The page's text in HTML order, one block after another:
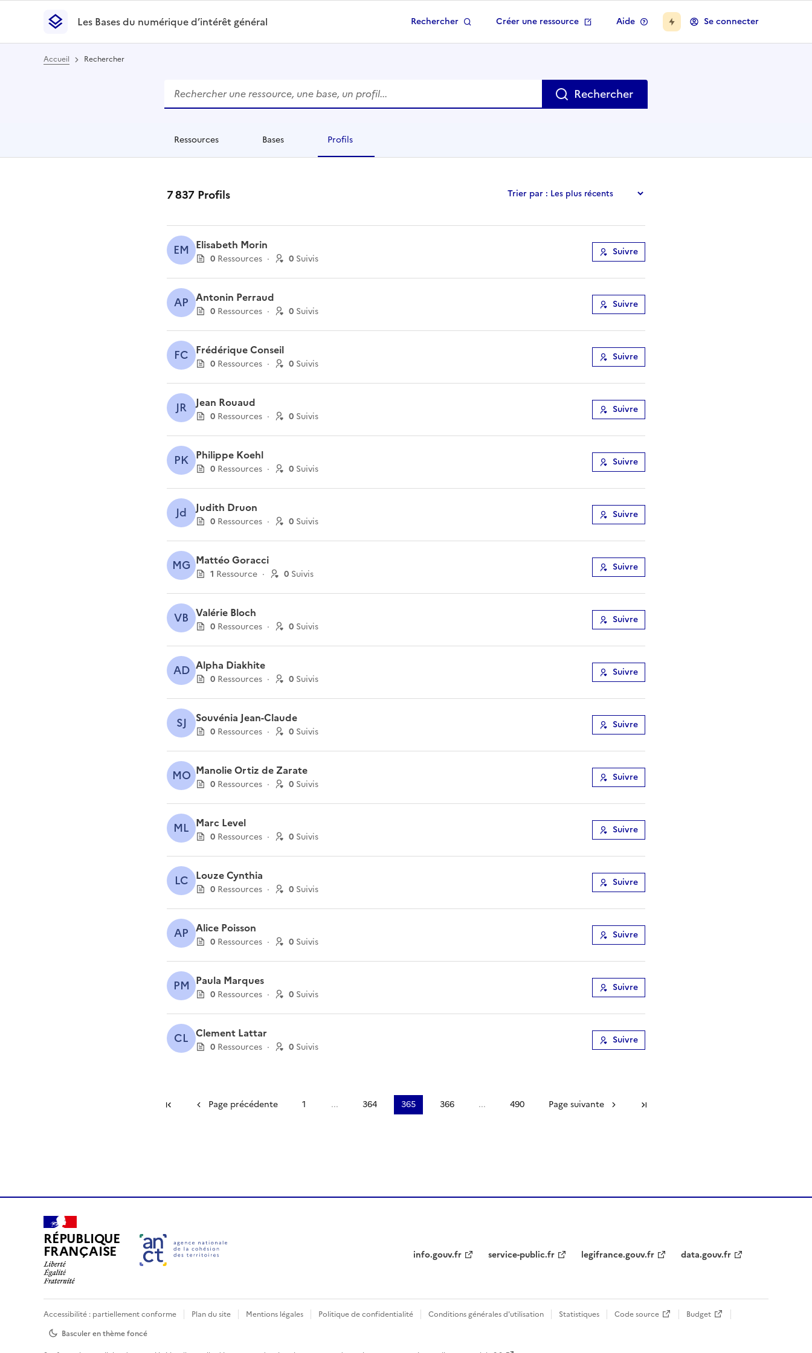
Les Bases du numérique d’intérêt général- Retour à la page d'accueil
Les Bases du numérique d’intérêt général
Rechercher Créer une ressource Aide Se connecter
Accueil Rechercher
Rechercher
Des résultats de recherche apparaissent automatiquement lors de la saisie dans le champRechercher
Ressources
Bases
Profils
éléments
7 837 Profils Trier par :
EM Elisabeth Morin
0 Ressources · 0 Suivis
Suivre
AP Antonin Perraud
0 Ressources · 0 Suivis
Suivre
FC Frédérique Conseil
0 Ressources · 0 Suivis
Suivre
JR Jean Rouaud
0 Ressources · 0 Suivis
Suivre
PK Philippe Koehl
0 Ressources · 0 Suivis
Suivre
Jd Judith Druon
0 Ressources · 0 Suivis
Suivre
MG Mattéo Goracci
1 Ressource · 0 Suivis
Suivre
VB Valérie Bloch
0 Ressources · 0 Suivis
Suivre
AD Alpha Diakhite
0 Ressources · 0 Suivis
Suivre
SJ Souvénia Jean-Claude
0 Ressources · 0 Suivis
Suivre
MO Manolie Ortiz de Zarate
0 Ressources · 0 Suivis
Suivre
ML Marc Level
0 Ressources · 0 Suivis
Suivre
LC Louze Cynthia
0 Ressources · 0 Suivis
Suivre
AP Alice Poisson
0 Ressources · 0 Suivis
Suivre
PM Paula Marques
0 Ressources · 0 Suivis
Suivre
CL Clement Lattar
0 Ressources · 0 Suivis
Suivre
Première page
Page précédente 1 ... 364 365 366 ... 490 Page suivante
RÉPUBLIQUE
FRANÇAISE info.gouv.fr service-public.fr legifrance.gouv.fr data.gouv.fr
Accessibilité : partiellement conforme Plan du site Mentions légales Politique de confidentialité Conditions générales d'utilisation Statistiques Code source
Budget
Basculer en thèmefoncé